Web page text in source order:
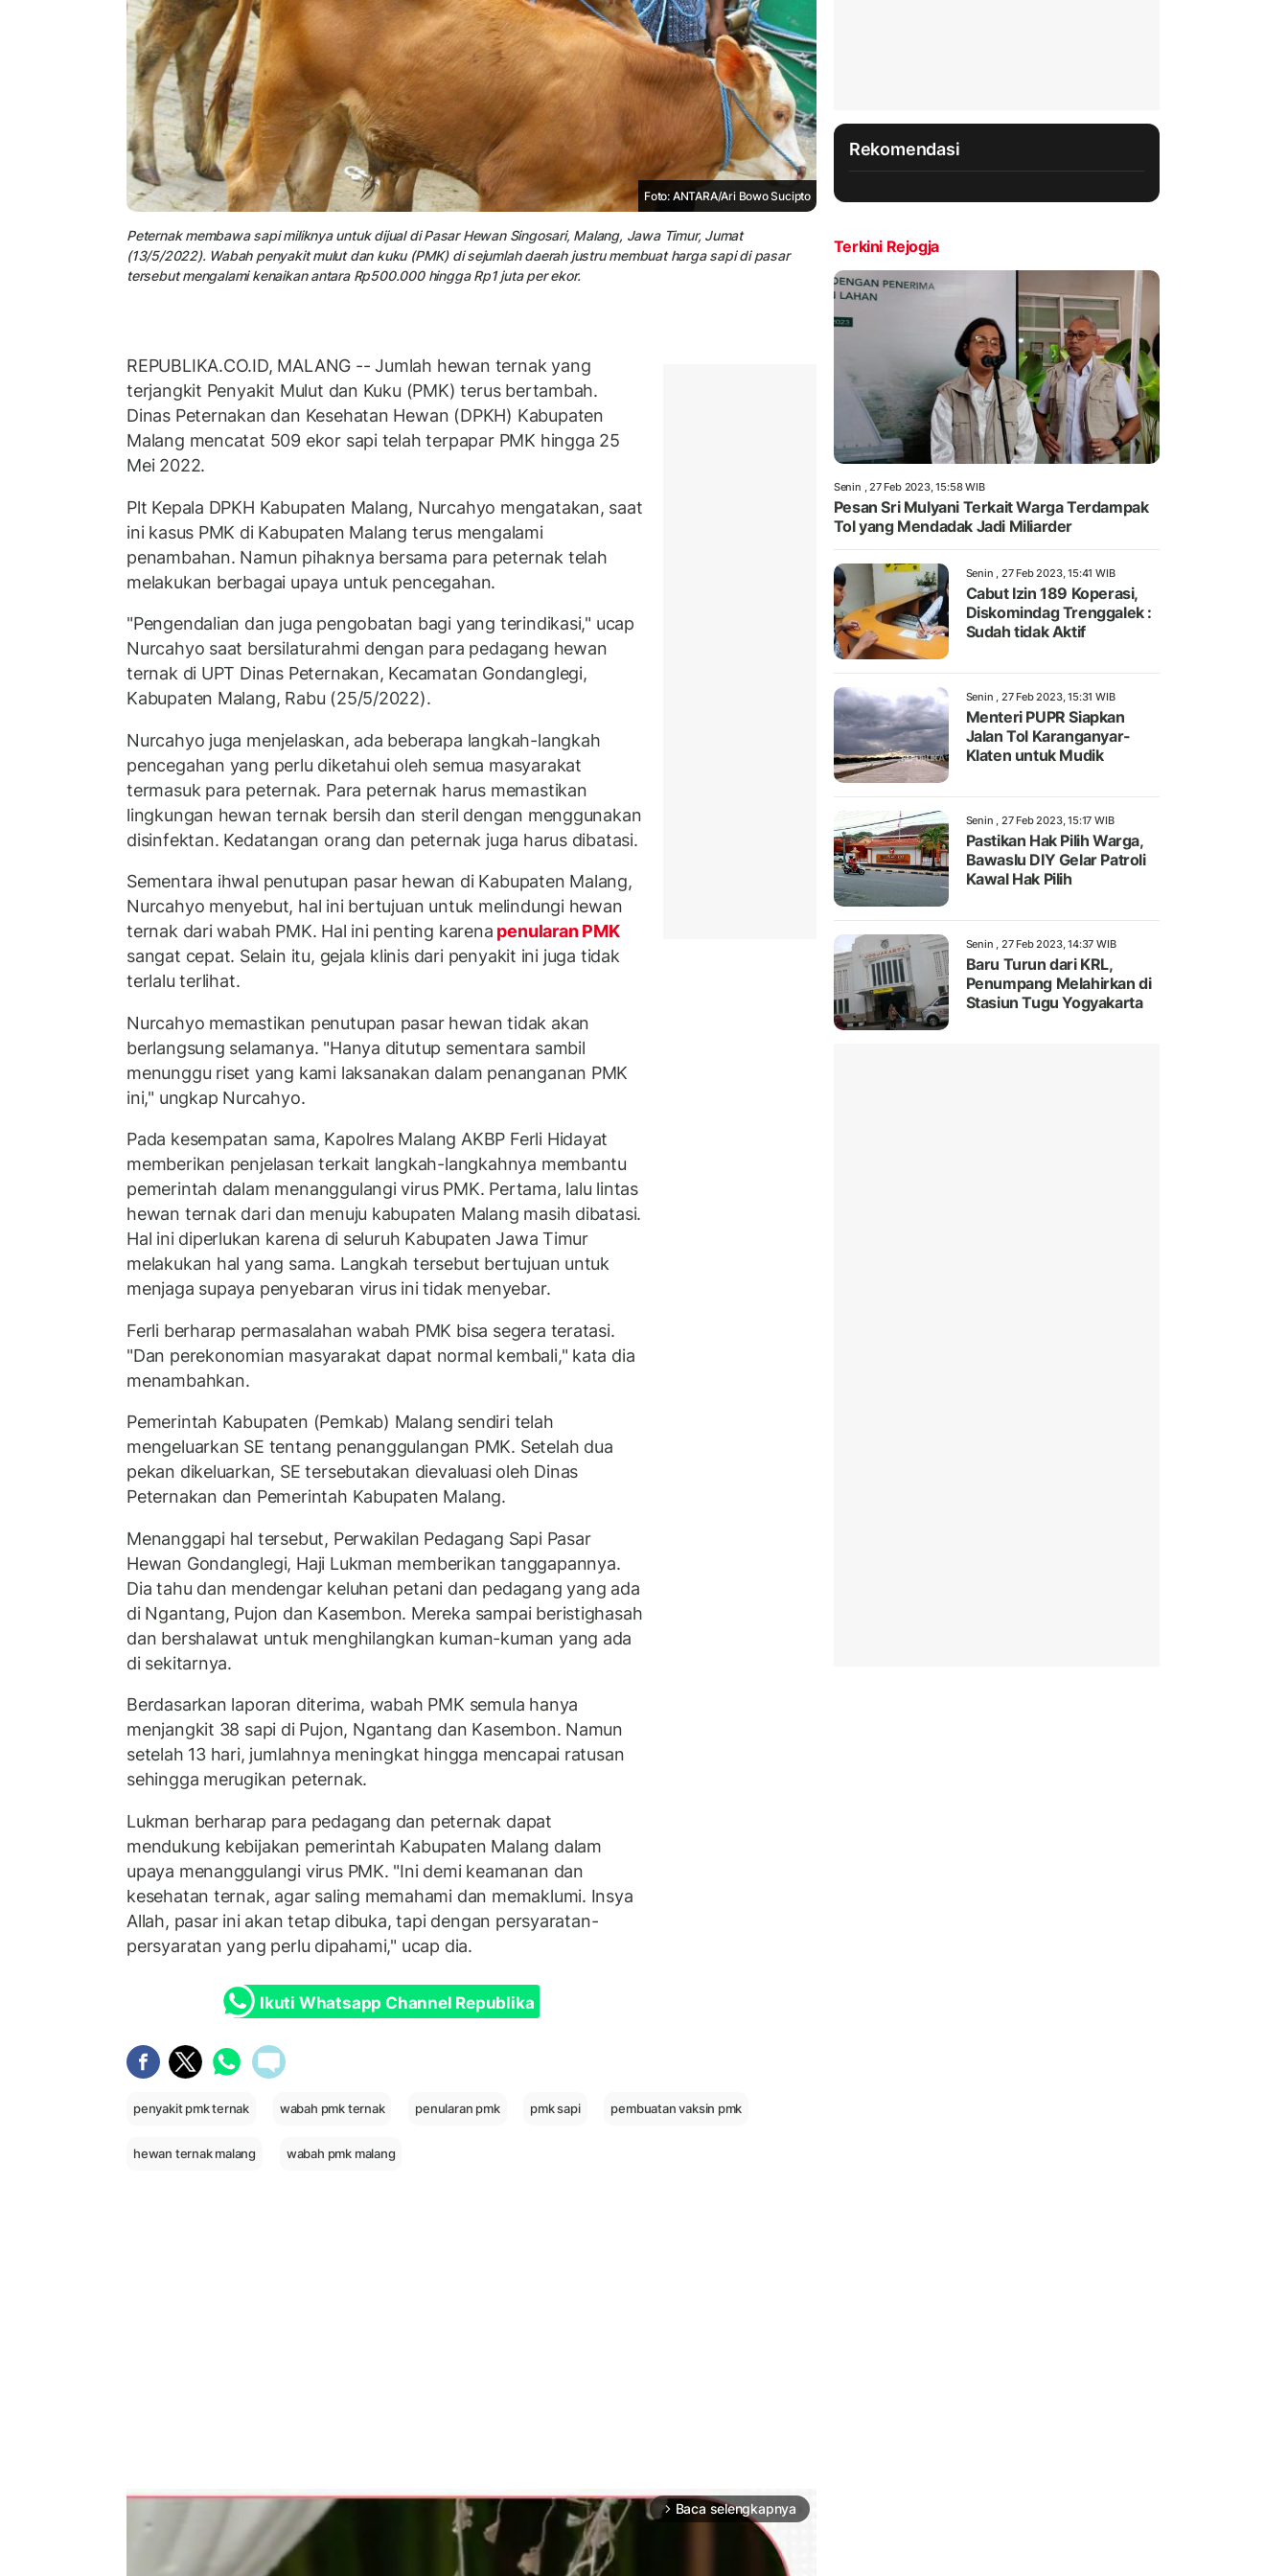
Foto: ANTARA/Ari Bowo Sucipto
Peternak membawa sapi miliknya untuk dijual di Pasar Hewan Singosari, Malang, Jawa Timur, Jumat
(13/5/2022). Wabah penyakit mulut dan kuku (PMK) di sejumlah daerah justru membuat harga sapi di pasar
tersebut mengalami kenaikan antara Rp500.000 hingga Rp1 juta per ekor.
REPUBLIKA.CO.ID, MALANG -- Jumlah hewan ternak yang
terjangkit Penyakit Mulut dan Kuku (PMK) terus bertambah.
Dinas Peternakan dan Kesehatan Hewan (DPKH) Kabupaten
Malang mencatat 509 ekor sapi telah terpapar PMK hingga 25
Mei 2022.
Plt Kepala DPKH Kabupaten Malang, Nurcahyo mengatakan, saat
ini kasus PMK di Kabupaten Malang terus mengalami
penambahan. Namun pihaknya bersama para peternak telah
melakukan berbagai upaya untuk pencegahan.
"Pengendalian dan juga pengobatan bagi yang terindikasi," ucap
Nurcahyo saat bersilaturahmi dengan para pedagang hewan
ternak di UPT Dinas Peternakan, Kecamatan Gondanglegi,
Kabupaten Malang, Rabu (25/5/2022).
Nurcahyo juga menjelaskan, ada beberapa langkah-langkah
pencegahan yang perlu diketahui oleh semua masyarakat
termasuk para peternak. Para peternak harus memastikan
lingkungan hewan ternak bersih dan steril dengan menggunakan
disinfektan. Kedatangan orang dan peternak juga harus dibatasi.
Sementara ihwal penutupan pasar hewan di Kabupaten Malang,
Nurcahyo menyebut, hal ini bertujuan untuk melindungi hewan
ternak dari wabah PMK. Hal ini penting karena penularan PMK
sangat cepat. Selain itu, gejala klinis dari penyakit ini juga tidak
terlalu terlihat.
Nurcahyo memastikan penutupan pasar hewan tidak akan
berlangsung selamanya. "Hanya ditutup sementara sambil
menunggu riset yang kami laksanakan dalam penanganan PMK
ini," ungkap Nurcahyo.
Pada kesempatan sama, Kapolres Malang AKBP Ferli Hidayat
memberikan penjelasan terkait langkah-langkahnya membantu
pemerintah dalam menanggulangi virus PMK. Pertama, lalu lintas
hewan ternak dari dan menuju kabupaten Malang masih dibatasi.
Hal ini diperlukan karena di seluruh Kabupaten Jawa Timur
melakukan hal yang sama. Langkah tersebut bertujuan untuk
menjaga supaya penyebaran virus ini tidak menyebar.
Ferli berharap permasalahan wabah PMK bisa segera teratasi.
"Dan perekonomian masyarakat dapat normal kembali," kata dia
menambahkan.
Pemerintah Kabupaten (Pemkab) Malang sendiri telah
mengeluarkan SE tentang penanggulangan PMK. Setelah dua
pekan dikeluarkan, SE tersebutakan dievaluasi oleh Dinas
Peternakan dan Pemerintah Kabupaten Malang.
Menanggapi hal tersebut, Perwakilan Pedagang Sapi Pasar
Hewan Gondanglegi, Haji Lukman memberikan tanggapannya.
Dia tahu dan mendengar keluhan petani dan pedagang yang ada
di Ngantang, Pujon dan Kasembon. Mereka sampai beristighasah
dan bershalawat untuk menghilangkan kuman-kuman yang ada
di sekitarnya.
Berdasarkan laporan diterima, wabah PMK semula hanya
menjangkit 38 sapi di Pujon, Ngantang dan Kasembon. Namun
setelah 13 hari, jumlahnya meningkat hingga mencapai ratusan
sehingga merugikan peternak.
Lukman berharap para pedagang dan peternak dapat
mendukung kebijakan pemerintah Kabupaten Malang dalam
upaya menanggulangi virus PMK. "Ini demi keamanan dan
kesehatan ternak, agar saling memahami dan memaklumi. Insya
Allah, pasar ini akan tetap dibuka, tapi dengan persyaratan-
persyaratan yang perlu dipahami," ucap dia.
Ikuti Whatsapp Channel Republika
penyakit pmk ternak wabah pmk ternak penularan pmk pmk sapi pembuatan vaksin pmk
hewan ternak malang wabah pmk malang
arrow_forward_ios Baca selengkapnya
Rekomendasi
Terkini Rejogja
Senin , 27 Feb 2023, 15:58 WIB
Pesan Sri Mulyani Terkait Warga Terdampak
Tol yang Mendadak Jadi Miliarder
Senin , 27 Feb 2023, 15:41 WIB
Cabut Izin 189 Koperasi,
Diskomindag Trenggalek :
Sudah tidak Aktif
Senin , 27 Feb 2023, 15:31 WIB
Menteri PUPR Siapkan
Jalan Tol Karanganyar-
Klaten untuk Mudik
Senin , 27 Feb 2023, 15:17 WIB
Pastikan Hak Pilih Warga,
Bawaslu DIY Gelar Patroli
Kawal Hak Pilih
Senin , 27 Feb 2023, 14:37 WIB
Baru Turun dari KRL,
Penumpang Melahirkan di
Stasiun Tugu Yogyakarta